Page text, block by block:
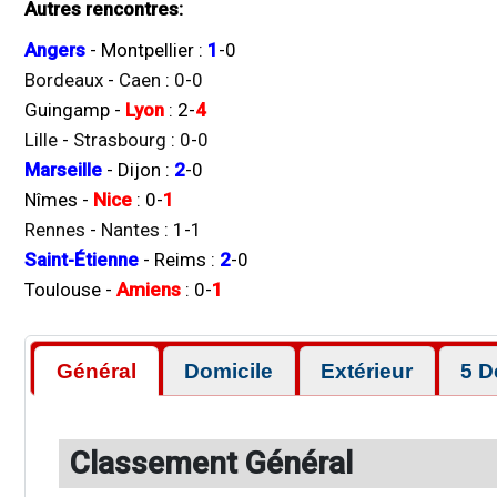
Autres rencontres:
Angers - Montpellier : 1 -0
Bordeaux - Caen : 0-0
Guingamp - Lyon : 2-4
Lille - Strasbourg : 0-0
Marseille - Dijon : 2-0
Nîmes - Nice : 0-1
Rennes - Nantes : 1 -1
Saint-Étienne - Reims : 2-0
Toulouse - Amiens : 0-1
Général Domicile Extérieur 5
Classement Général